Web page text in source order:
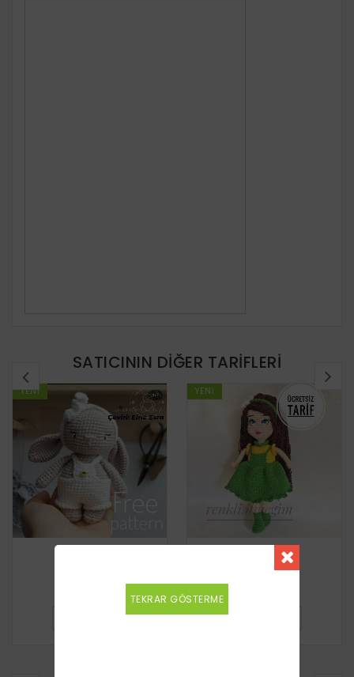
SATICININ DIĞER TARIFLERI
YENI YENI
Kız Bebek
TEKRAR GÖSTERME